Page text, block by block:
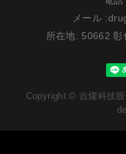
メール :
所在地: 50662 彰
Copyright © 吉燿科技